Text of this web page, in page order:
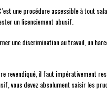
une procédure accessible à tout
un licenciement abusif.
une discrimination au travail, un
revendiqué, il faut impérativement
vous devez absolument saisir les